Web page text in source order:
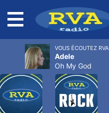
VOUS ÉCOUTEZ RVA
Adele
Oh My God